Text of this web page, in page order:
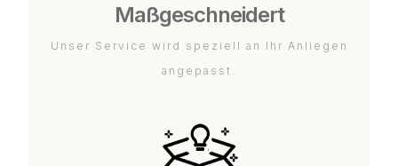
Maßgeschneidert
Unser Service wird speziell an Ihr Anliegen
angepasst.